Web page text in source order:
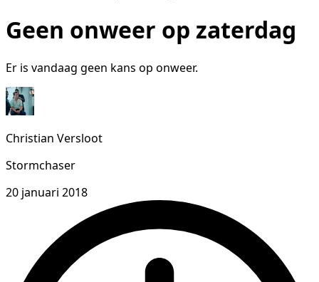
Geen onweer op zaterdag
Er is vandaag geen kans op onweer.
Christian Versloot
Stormchaser
20 januari 2018